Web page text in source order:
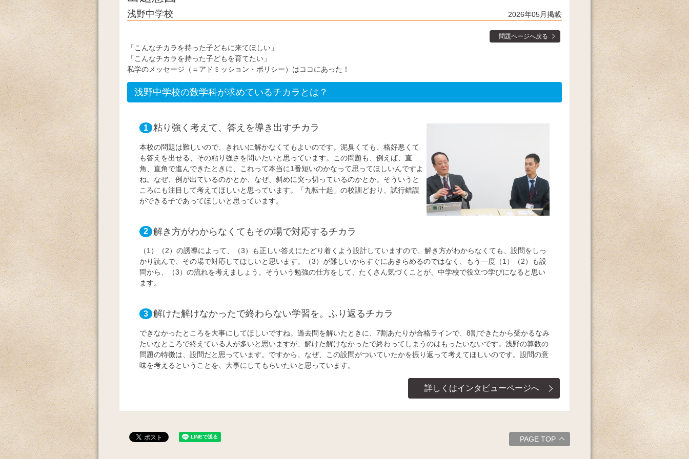
浅野中学校 2026年05月掲載
問題ページへ戻る
「こんなチカラを持った子どもに来てほしい」
「こんなチカラを持った子どもを育てたい」
私学のメッセージ（＝アドミッション・ポリシー）はココにあった！
浅野中学校の数学科が求めているチカラとは？
1 粘り強く考えて、答えを導き出すチカラ
本校の問題は難しいので、きれいに解かなくてもよいのです。泥臭くても、格好悪くて
も答えを出せる、その粘り強さを問いたいと思っています。この問題も、例えば、直
角、直角で進んできたときに、これって本当に1番短いのかなって思ってほしいんですよ
ね。なぜ、例が出ているのかとか、なぜ、斜めに突っ切っているのかとか。そういうと
ころにも注目して考えてほしいと思っています。「九転十起」の校訓どおり、試行錯誤
ができる子であってほしいと思っています。
2 解き方がわからなくてもその場で対応するチカラ
（1）（2）の誘導によって、（3）も正しい答えにたどり着くよう設計していますので、解き方がわからなくても、設問をしっ
かり読んで、その場で対応してほしいと思います。（3）が難しいからすぐにあきらめるのではなく、もう一度（1）（2）も設
問から、（3）の流れを考えましょう。そういう勉強の仕方をして、たくさん気づくことが、中学校で役立つ学びになると思い
ます。
3 解けた解けなかったで終わらない学習を。ふり返るチカラ
できなかったところを大事にしてほしいですね。過去問を解いたときに、7割あたりが合格ラインで、8割できたから受かるなみ
たいなところで終えている人が多いと思いますが、解けた解けなかったで終わってしまうのはもったいないです。浅野の算数の
問題の特徴は、設問だと思っています。ですから、なぜ、この設問がついていたかを振り返って考えてほしいのです。設問の意
味を考えるということを、大事にしてもらいたいと思っています。
詳しくはインタビューページへ
PAGE TOP